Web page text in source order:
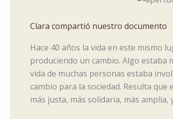
Clara compartió nuestro documento
Hace 40 años la vida en este mismo
produciendo un cambio. Algo estaba
vida de muchas personas estaba
cambio para la sociedad. Resulta que
más justa, más solidaria, más amplia,